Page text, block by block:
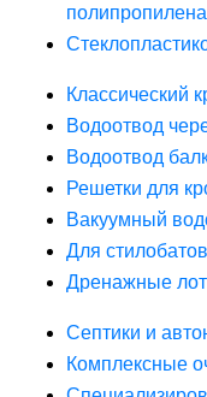
полипропилена
Классический
Водоотвод
Водоотвод
Решетки для
Вакуумный
Для
Дренажные
Септики и
Комплексные